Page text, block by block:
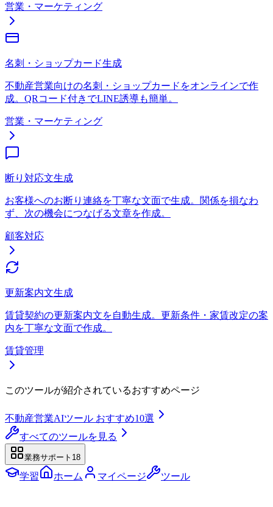
営業・マーケティング
名刺・ショップカード生成
不動産営業向けの名刺・ショップカードをオンラインで作
成。QRコード付きでLINE誘導も簡単。
営業・マーケティング
断り対応文生成
お客様へのお断り連絡を丁寧な文面で生成。関係を損なわ
ず、次の機会につなげる文章を作成。
顧客対応
更新案内文生成
賃貸契約の更新案内文を自動生成。更新条件・家賃改定の案
内を丁寧な文面で作成。
賃貸管理
このツールが紹介されているおすすめページ
不動産営業AIツール おすすめ10選
すべてのツールを見る
業務サポート 18
学習 ホーム マイページ ツール